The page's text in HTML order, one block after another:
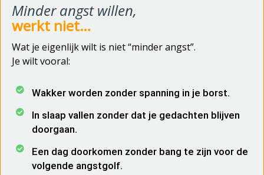
Minder angst willen,
werkt niet…
Wat je eigenlijk wilt is niet “minder angst”.
Je wilt vooral:
Wakker worden zonder spanning in je borst.
In slaap vallen zonder dat je gedachten blijven
doorgaan.
Een dag doorkomen zonder bang te zijn voor de
volgende angstgolf.